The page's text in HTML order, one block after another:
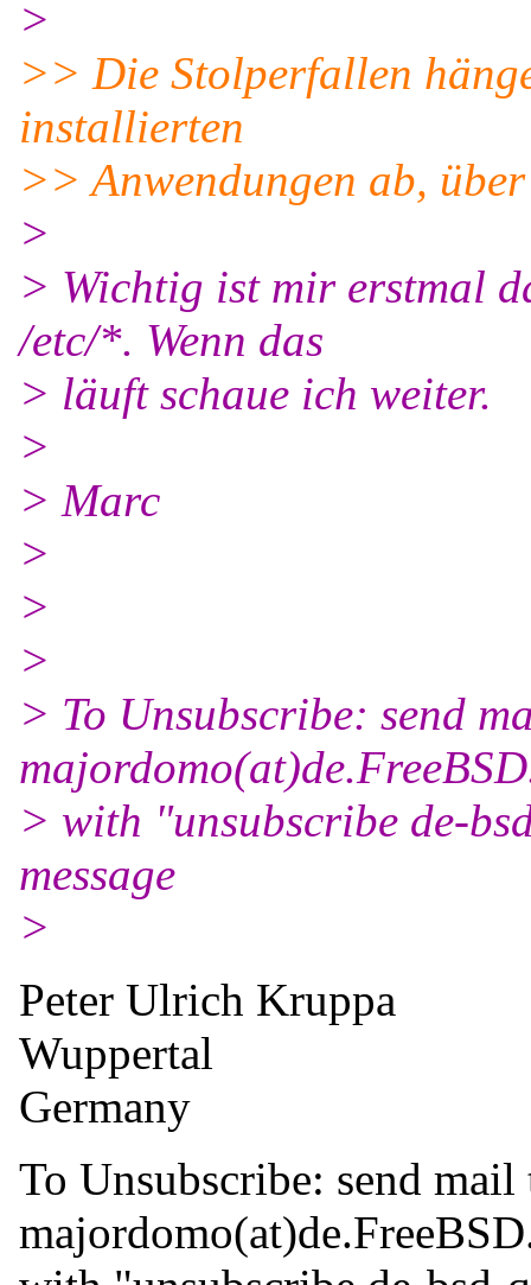
>
>> Die Stolperfallen
installierten
>> Anwendungen ab,
>
> Wichtig ist mir erstmal
/etc/*. Wenn das
> läuft schaue ich weiter.
>
> Marc
>
>
>
> To Unsubscribe: send
majordomo(at)de.
> with "unsubscribe de-
message
>
Peter Ulrich Kruppa
Wuppertal
Germany
To Unsubscribe: send mail
majordomo(at)de.